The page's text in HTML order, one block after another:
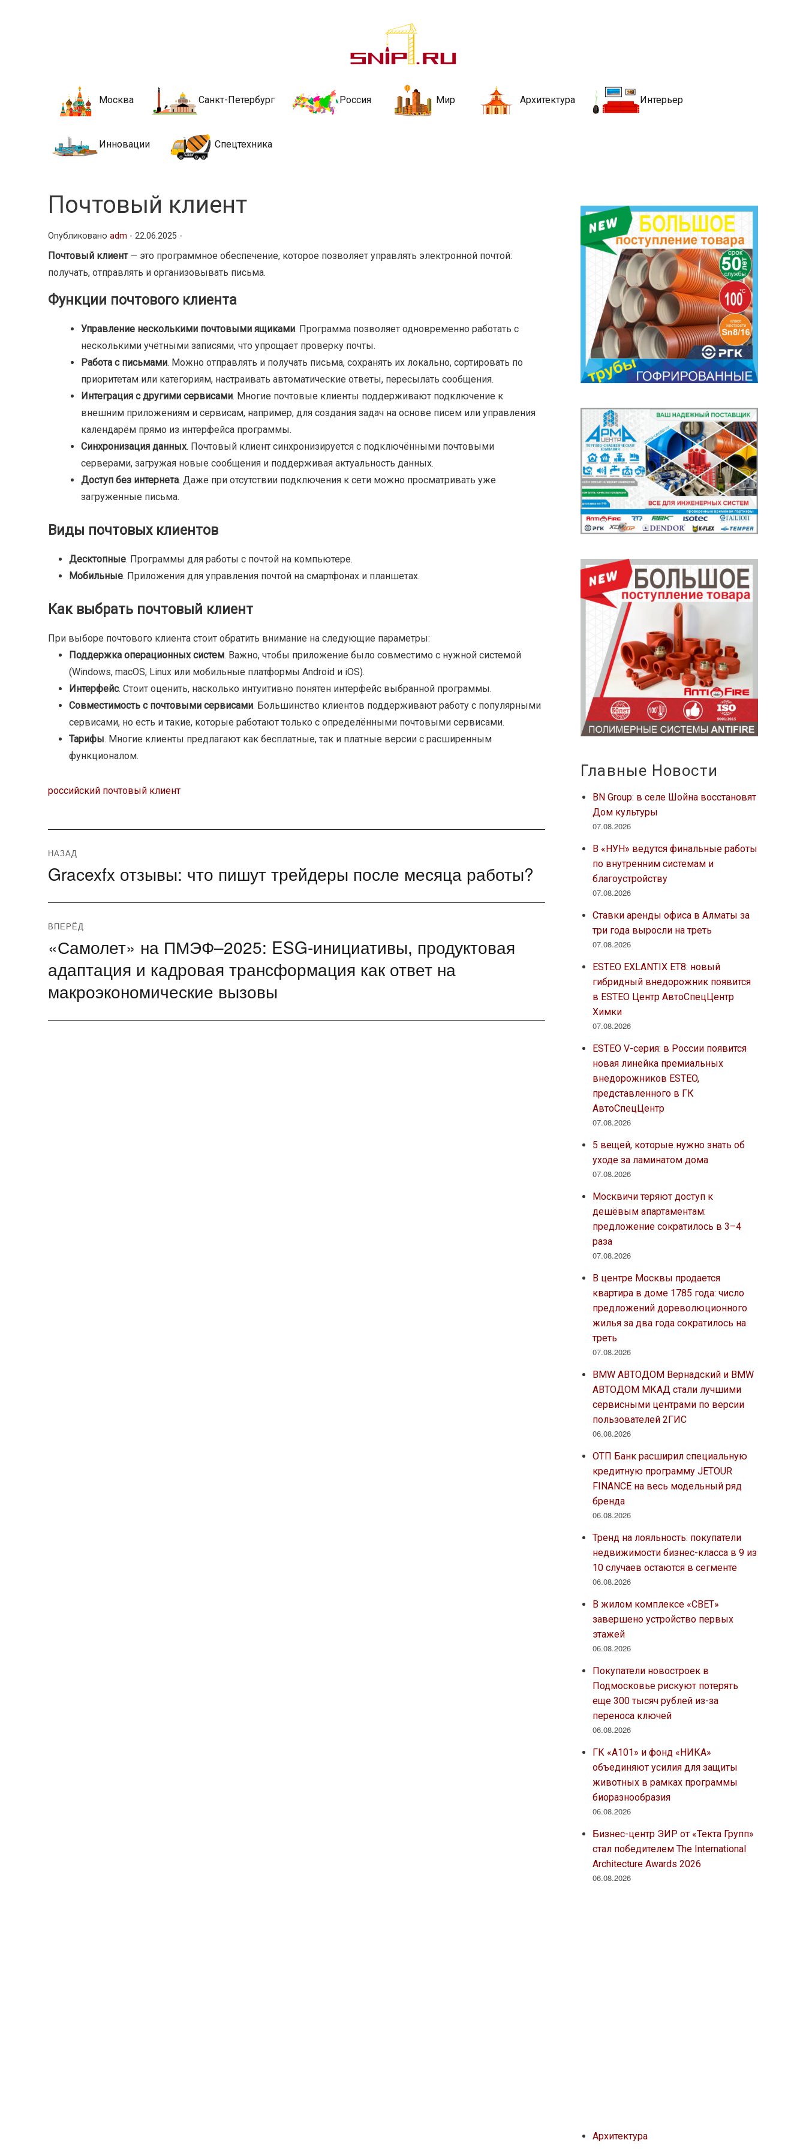
Новости строительства и недвижимости
стройкой рубрики
Москва Санкт-Петербург Россия Мир Архитектура Интерьер
Инновации Спецтехника
Почтовый клиент
Опубликованоadm -22.06.2025 -
Почтовый клиент— это программное обеспечение, которое позволяет управлять электронной почтой:
получать, отправлять и организовывать письма.
Функции почтового клиента
Управление несколькими почтовыми ящиками. Программа позволяет одновременно работать с
несколькими учётными записями, что упрощает проверку почты.
Работа с письмами. Можно отправлять и получать письма, сохранять их локально, сортировать по
приоритетам или категориям, настраивать автоматические ответы, пересылать сообщения.
Интеграция с другими сервисами. Многие почтовые клиенты поддерживают подключение к
внешним приложениям и сервисам, например, для создания задач на основе писем или управления
календарём прямо из интерфейса программы.
Синхронизация данных. Почтовый клиент синхронизируется с подключёнными почтовыми
серверами, загружая новые сообщения и поддерживая актуальность данных.
Доступ без интернета. Даже при отсутствии подключения к сети можно просматривать уже
загруженные письма.
Виды почтовых клиентов
Десктопные. Программы для работы с почтой на компьютере.
Мобильные. Приложения для управления почтой на смартфонах и планшетах.
Как выбрать почтовый клиент
При выборе почтового клиента стоит обратить внимание на следующие параметры:
Поддержка операционных систем. Важно, чтобы приложение было совместимо с нужной системой
(Windows, macOS, Linux или мобильные платформы Android и iOS).
Интерфейс. Стоит оценить, насколько интуитивно понятен интерфейс выбранной программы.
Совместимость с почтовыми сервисами. Большинство клиентов поддерживают работу с популярными
сервисами, но есть и такие, которые работают только с определёнными почтовыми сервисами.
Тарифы. Многие клиенты предлагают как бесплатные, так и платные версии с расширенным
функционалом.
российский почтовый клиент
Навигация
по
записям
НАЗАД
Предыдущая
Gracexfx отзывы: что пишут трейдеры после месяца работы?
ВПЕРЁД
Следующая
«Самолет» на ПМЭФ–2025: ESG‑инициативы, продуктовая
адаптация и кадровая трансформация как ответ на
макроэкономические вызовы
Главные Новости
BN Group: в селе Шойна восстановят
Дом культуры
07.08.2026
В «НУН» ведутся финальные работы
по внутренним системам и
благоустройству
07.08.2026
Ставки аренды офиса в Алматы за
три года выросли на треть
07.08.2026
ESTEO EXLANTIX ET8: новый
гибридный внедорожник появится
в ESTEO Центр АвтоСпецЦентр
Химки
07.08.2026
ESTEO V-серия: в России появится
новая линейка премиальных
внедорожников ESTEO,
представленного в ГК
АвтоСпецЦентр
07.08.2026
5 вещей, которые нужно знать об
уходе за ламинатом дома
07.08.2026
Москвичи теряют доступ к
дешёвым апартаментам:
предложение сократилось в 3–4
раза
07.08.2026
В центре Москвы продается
квартира в доме 1785 года: число
предложений дореволюционного
жилья за два года сократилось на
треть
07.08.2026
BMW АВТОДОМ Вернадский и BMW
АВТОДОМ МКАД стали лучшими
сервисными центрами по версии
пользователей 2ГИС
06.08.2026
ОТП Банк расширил специальную
кредитную программу JETOUR
FINANCE на весь модельный ряд
бренда
06.08.2026
Тренд на лояльность: покупатели
недвижимости бизнес-класса в 9 из
10 случаев остаются в сегменте
06.08.2026
В жилом комплексе «СВЕТ»
завершено устройство первых
этажей
06.08.2026
Покупатели новостроек в
Подмосковье рискуют потерять
еще 300 тысяч рублей из-за
переноса ключей
06.08.2026
ГК «А101» и фонд «НИКА»
объединяют усилия для защиты
животных в рамках программы
биоразнообразия
06.08.2026
Бизнес-центр ЭИР от «Текта Групп»
стал победителем The International
Architecture Awards 2026
06.08.2026
Архитектура